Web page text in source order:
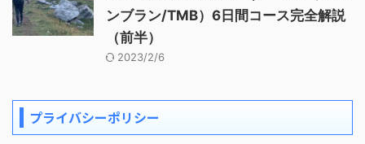
ンブラン/TMB）6日間コース完全解説
（前半）
2023/2/6
プライバシーポリシー